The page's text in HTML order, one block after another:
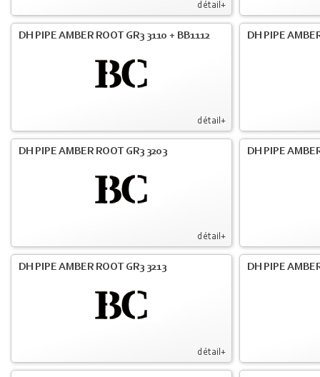
détail+
détail+
DH PIPE AMBER ROOT GR3 3110 + BB1112 DH PIPE
détail+
DH PIPE AMBER ROOT GR3 3203 DH PIPE
détail+
DH PIPE AMBER ROOT GR3 3213 DH PIPE